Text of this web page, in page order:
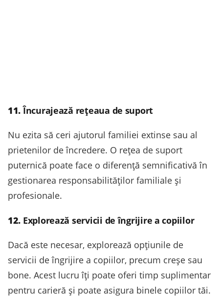
11.Încurajează rețeaua de suport
Nu ezita să ceri ajutorul familiei extinse sau al
prietenilor de încredere. O rețea de suport
puternică poate face o diferență semnificativă în
gestionarea responsabilităților familiale și
profesionale.
12. Explorează servicii de îngrijire a copiilor
Dacă este necesar, explorează opțiunile de
servicii de îngrijire a copiilor, precum creșe sau
bone. Acest lucru îți poate oferi timp suplimentar
pentru carieră și poate asigura binele copiilor tăi.